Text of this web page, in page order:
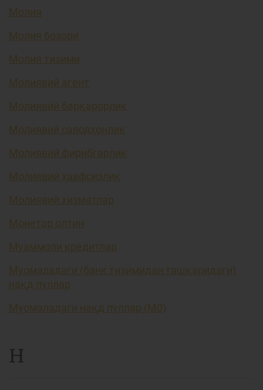
Молия
Молия бозори
Молия тизими
Молиявий агент
Молиявий барқарорлик
Молиявий саводхонлик
Молиявий фирибгарлик
Молиявий хавфсизлик
Молиявий хизматлар
Монетар олтин
Муаммоли кредитлар
Муомаладаги (банк тизимидан ташқаридаги)
нақд пуллар
Муомаладаги нақд пуллар (М0)
Н